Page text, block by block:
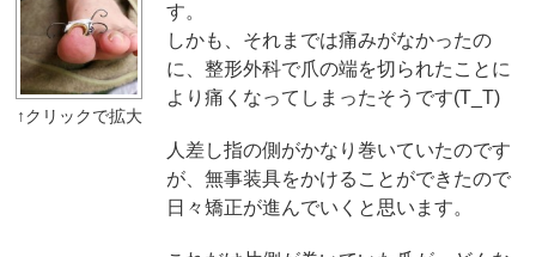
す。
しかも、それまでは痛みがなかったの
に、整形外科で爪の端を切られたことに
より痛くなってしまったそうです(T_T)
人差し指の側がかなり巻いていたのです
が、無事装具をかけることができたので
日々矯正が進んでいくと思います。